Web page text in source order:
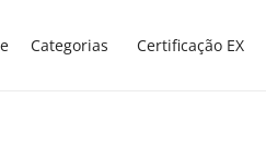
Categorias Certificação EX